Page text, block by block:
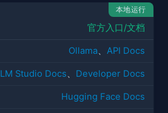
本地运行
官方入口/文档
Ollama、 API Docs
LM Studio Docs、 Developer Docs
Hugging Face Docs